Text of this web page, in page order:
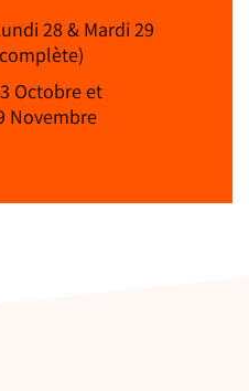
28 & Mardi 29
Octobre et
Novembre